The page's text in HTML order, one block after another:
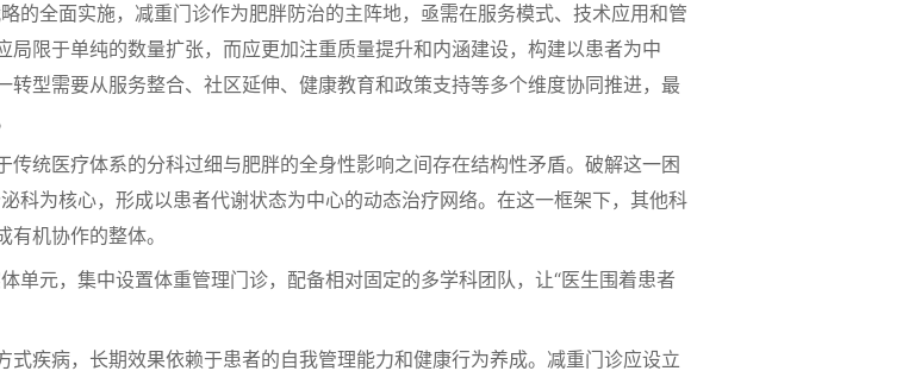
全面实施，减重门诊作为肥胖防治的主阵地，亟需在服务模式、技术应用和管
限于单纯的数量扩张，而应更加注重质量提升和内涵建设，构建以患者为中
型需要从服务整合、社区延伸、健康教育和政策支持等多个维度协同推进，最
统医疗体系的分科过细与肥胖的全身性影响之间存在结构性矛盾。破解这一困
为核心，形成以患者代谢状态为中心的动态治疗网络。在这一框架下，其他科
机协作的整体。
元，集中设置体重管理门诊，配备相对固定的多学科团队，让“医生围着患者
疾病，长期效果依赖于患者的自我管理能力和健康行为养成。减重门诊应设立